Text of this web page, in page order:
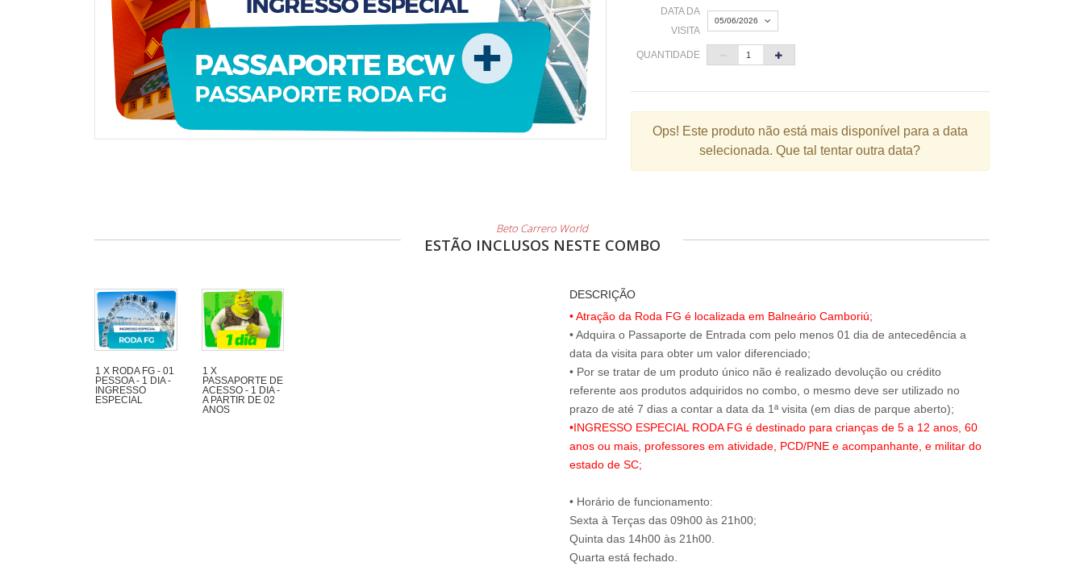
DATA DA
VISITA
05/06/2026
1
2 3 4 5 6 7 8
9 10 11 12 13 14 15
QUANTIDADE
Ops! Este produto não está mais disponível para a data
selecionada. Que tal tentar outra data?
Beto Carrero World
ESTÃO INCLUSOS NESTE COMBO
1 X RODA FG - 01
PESSOA - 1 DIA -
INGRESSO
ESPECIAL
1 X
PASSAPORTE DE
ACESSO - 1 DIA -
A PARTIR DE 02
ANOS
DESCRIÇÃO
• Atração da Roda FG é localizada em Balneário Camboriú;
• Adquira o Passaporte de Entrada com pelo menos 01 dia de antecedência a
data da visita para obter um valor diferenciado;
• Por se tratar de um produto único não é realizado devolução ou crédito
referente aos produtos adquiridos no combo, o mesmo deve ser utilizado no
•INGRESSO ESPECIAL RODA FG é destinado para crianças de 5 a 12 anos, 60
anos ou mais, professores em atividade, PCD/PNE e acompanhante, e militar do
estado de SC;
• Horário de funcionamento:
Sexta à Terças das 09h00 às 21h00;
Quinta das 14h00 às 21h00.
Quarta está fechado.